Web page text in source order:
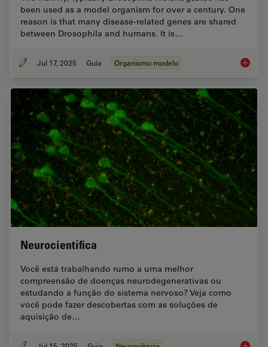
been used as a model organism for over a century. One
reason is that many disease-related genes are shared
between Drosophila and humans. It is…
Jul 17, 2025 Guia Organismo modelo A
Neurocientífica
Você está trabalhando rumo a uma melhor
compreensão de doenças neurodegenerativas ou
estudando a função do sistema nervoso? Veja como
você pode fazer descobertas com as soluções de
aquisição de…